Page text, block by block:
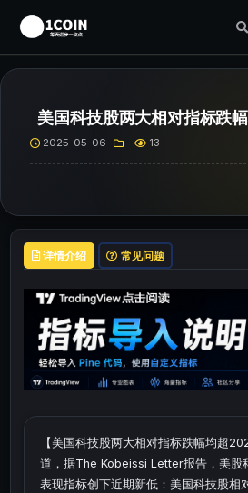
美国科技股两大相对指标跌
2025-05-06 13
详情介绍 常见问题
【美国科技股两大相对指标跌幅均超
道，据The Kobeissi Letter报告，美股
表现指标创下近期新低：美国科技股相